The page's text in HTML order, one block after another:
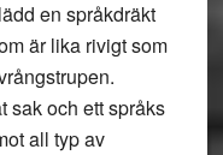
en språkdräkt
är lika rivigt som
sak och ett språks
all typ av